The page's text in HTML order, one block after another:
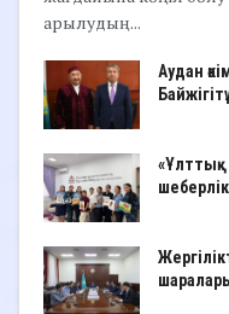
арылудың...
Аудан
«Ұлттық